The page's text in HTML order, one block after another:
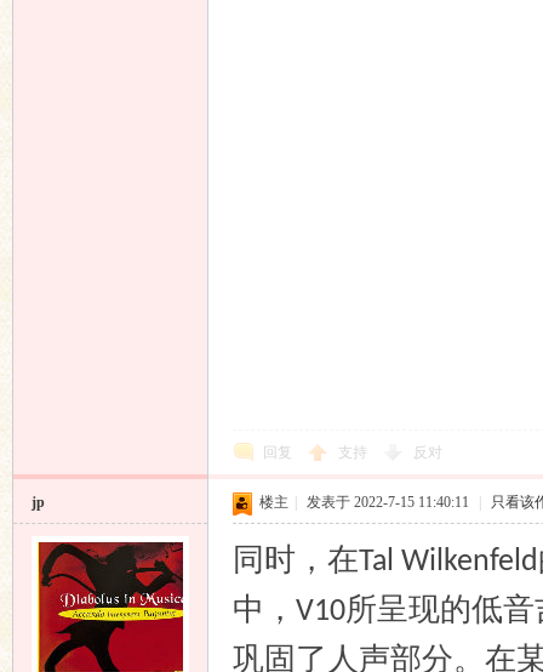
回复 支持 反对
jp 楼主 发表于 2022-7-15 11:40:11 只看该
同时，在Tal Wilkenfeld
中， V10所呈现的低
巩固了人声部分。在